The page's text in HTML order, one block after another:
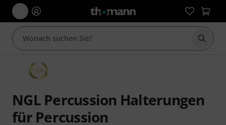
Suche
NGL Percussion Halterungen
für Percussion